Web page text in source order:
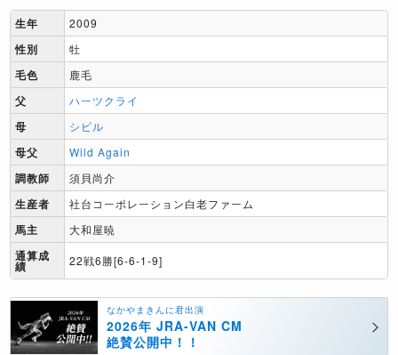
生年 2009
性別 牡
毛色 鹿毛
父 ハーツクライ
母 シビル
母父 Wild Again
調教師 須貝尚介
生産者 社台コーポレーション白老ファーム
馬主 大和屋暁
通算成
績 22戦6勝[6-6-1-9]
なかやまきんに君出演
2026年 JRA-VAN CM
絶賛公開中！！